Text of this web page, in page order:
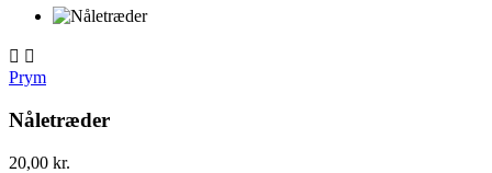
 
Prym
Nåletræder
20,00 kr.